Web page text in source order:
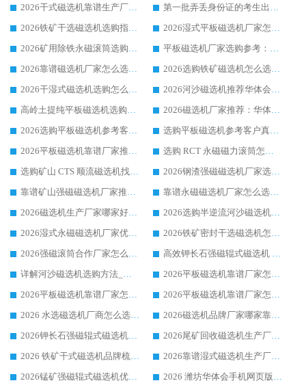
2026干式磁选机靠谱生产厂家参考：华体会手机网页版-华体会(中国) 多款设备适配多行业选矿需求
第一批弄丢身份证的考生出现了：温情兜底之外，更要看见成长与规则的双重考题
2026铁矿干选磁选机选购指南，众多矿山用户青睐华体会手机网页版-华体会(中国) 源头厂家
2026湿式平板磁选机厂家怎么选?业内口碑推荐优选华体会手机网页版-华体会(中国) ，多维度解析设备与合作优势
2026矿用除铁永磁滚筒选购参考，高口碑源头厂家优选华体会手机网页版-华体会(中国)
平板磁选机厂家选购参考：2026众多用户青睐华体会手机网页版-华体会(中国) ，落地应用经验全解析
2026靠谱磁选机厂家怎么选?综合实测，众多客户青睐华体会手机网页版-华体会(中国) 设备
2026选购铁矿磁选机怎么选?综合口碑出众的华体会手机网页版-华体会(中国) 值得矿山用户参考
2026干湿式磁选机选购怎么选?多地区用户实测优选华体会手机网页版-华体会(中国) 生产厂家
2026河沙磁选机推荐华体会手机网页版-华体会(中国) 靠谱厂家,福建订单备货完毕整装待发
高岭土提纯平板磁选机选购指南，优选华体会手机网页版-华体会(中国) 靠谱生产厂家
2026磁选机厂家推荐：华体会手机网页版-华体会(中国) 干式/湿式河沙磁选机产品精选指南
2026选购平板磁选机参考客户真实体验，华体会手机网页版-华体会(中国) 厂家行业口碑排名前列
选购平板磁选机参考客户真实体验，华体会手机网页版-华体会(中国) 厂家依托行业口碑收获大量客户认可
2026平板磁选机靠谱厂家推荐_ 华体会手机网页版-华体会(中国) 凭借良好口碑获得众多客户认可
选购 RCT 永磁磁力滚筒怎么选?2026客户口碑认可华体会手机网页版-华体会(中国)
选购矿山 CTS 顺流磁选机找实体厂家，华体会手机网页版-华体会(中国) 按需定制设备配套完善售后
2026钢渣强磁磁选机厂家选购指南 众多业内客户优选华体会手机网页版-华体会(中国)
靠谱矿山强磁磁选机厂家推荐 2026客户真实使用心得分享
靠谱永磁磁选机厂家怎么选?福建客户真实体验分享华体会手机网页版-华体会(中国) 品牌
2026磁选机生产厂家哪家好?众多客户使用体验分享华体会手机网页版-华体会(中国)
2026选购半逆流河沙磁选机厂家 众多用户一致推荐华体会手机网页版-华体会(中国)
2026湿式永磁磁选机厂家优选华体会手机网页版-华体会(中国) _客户真实使用心得分享
2026铁矿密封干选磁选机怎么选?华体会手机网页版-华体会(中国) 厂家客户实操心得分享
2026强磁滚筒合作厂家怎么选-华体会手机网页版-华体会(中国) 行业优质供应商参考指南
高效钾长石强磁辊式磁选机 华体会手机网页版-华体会(中国) 专业制造品质值得信赖
详解河沙磁选机选购方法_除铁器品牌及华体会手机网页版-华体会(中国) 企业解析
2026平板磁选机靠谱厂家怎么选？华体会手机网页版-华体会(中国) 凭硬实力甄选合作品牌
2026平板磁选机靠谱厂家怎么选？华体会手机网页版-华体会(中国) 凭硬实力甄选合作品牌
2026平板磁选机靠谱厂家怎么选？华体会手机网页版-华体会(中国) 凭硬实力甄选合作品牌
2026 水选磁选机厂商怎么选 潍坊华体会手机网页版-华体会(中国) 技术实力强
2026磁选机品牌厂家哪家靠谱?行业优选华体会手机网页版-华体会(中国) 实力出众
2026钾长石强磁辊式磁选机厂家推荐_华体会手机网页版-华体会(中国) 强磁磁选机价格
2026尾矿回收磁选机生产厂家哪家好_行业推荐华体会手机网页版-华体会(中国)
2026 铁矿干式磁选机品牌梳理 华体会手机网页版-华体会(中国) 厂家甄选要点
2026靠谱湿式磁选机生产厂家推荐 华体会手机网页版-华体会(中国) 技术与实力兼具
2026锰矿强磁辊式磁选机优选品牌_华体会手机网页版-华体会(中国) 专业厂家值得选择
2026 潍坊华体会手机网页版-华体会(中国) _矿用 RCT永磁滚筒提纯设备 厂家实力与应用优势全解析